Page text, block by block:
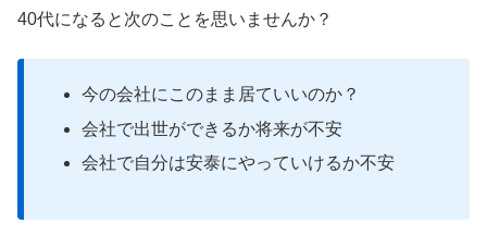
40代になると次のことを思いませんか？
今の会社にこのまま居ていいのか？
会社で出世ができるか将来が不安
会社で自分は安泰にやっていけるか不安